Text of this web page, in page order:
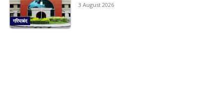
गरियाबंद
3 August 2026